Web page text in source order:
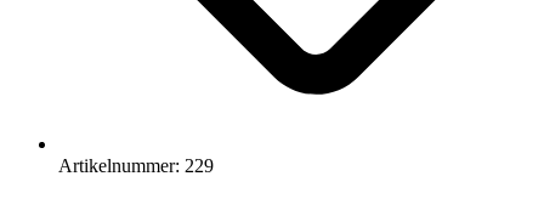
Artikelnummer: 229